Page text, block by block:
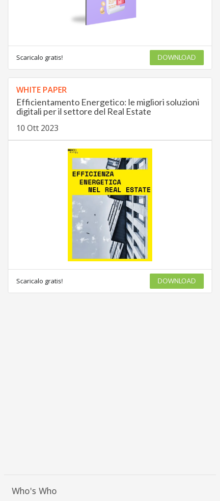
Scaricalo gratis! DOWNLOAD
WHITE PAPER
Efficientamento Energetico: le migliori soluzioni
digitali per il settore del Real Estate
10 Ott 2023
Scaricalo gratis! DOWNLOAD
Who's Who